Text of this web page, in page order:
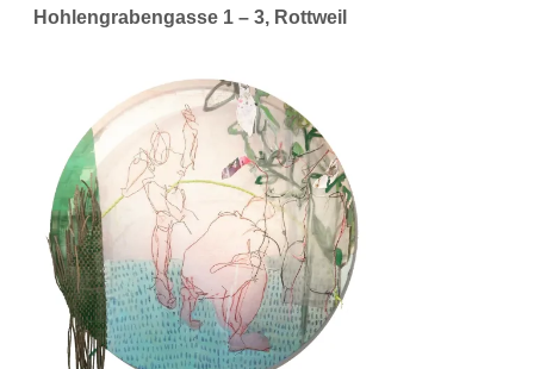
Hohlengrabengasse 1 – 3, Rottweil